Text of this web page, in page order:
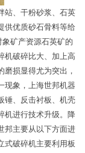
站、干粉砂浆、石英
供优质砂石骨料等给
矿产资源石英矿的
机破碎比大、加上高
损显得尤为突出，
现象，上海世邦机器
锤、反击衬板、机壳
机进行技术升级。降
邦主要从以下方面进
式破碎机主要利用板